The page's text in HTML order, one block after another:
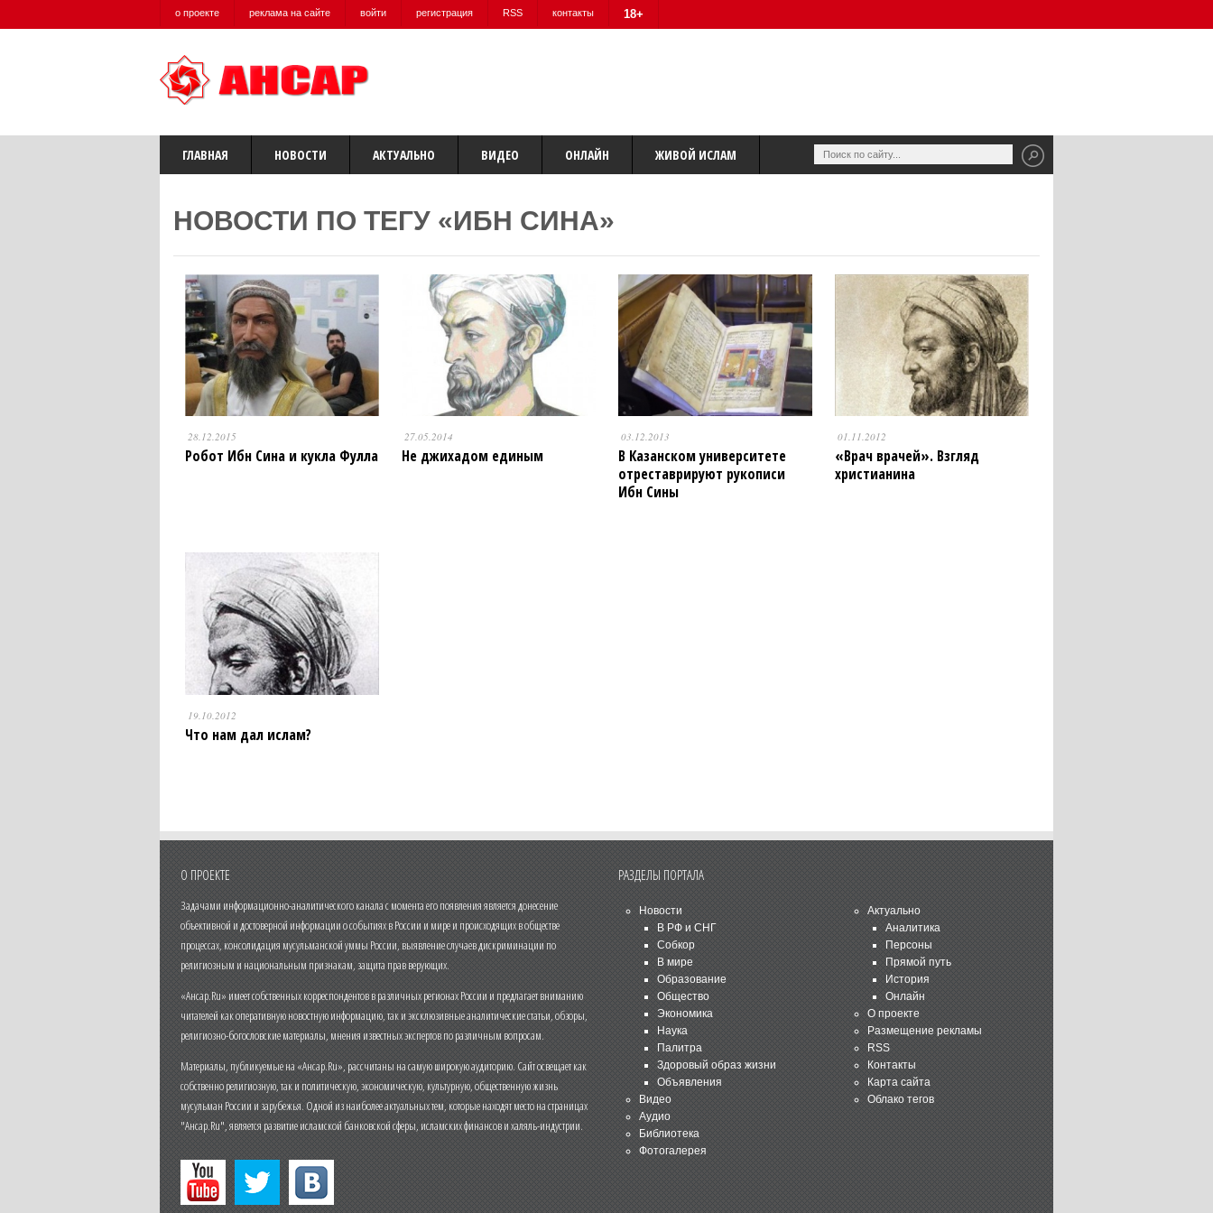
о проекте реклама на сайте войти регистрация RSS контакты 18+
ГЛАВНАЯ НОВОСТИ АКТУАЛЬНО ВИДЕО ОНЛАЙН ЖИВОЙ ИСЛАМ
НОВОСТИ ПО ТЕГУ «ИБН СИНА»
28.12.2015
Робот Ибн Сина и кукла Фулла
27.05.2014
Не джихадом единым
03.12.2013
В Казанском университете
отреставрируют рукописи
Ибн Сины
01.11.2012
«Врач врачей». Взгляд
христианина
19.10.2012
Что нам дал ислам?
О ПРОЕКТЕ
Задачами информационно-аналитического канала с момента его появления является донесение
объективной и достоверной информации о событиях в России и мире и происходящих в обществе
процессах, консолидация мусульманской уммы России, выявление случаев дискриминации по
религиозным и национальным признакам, защита прав верующих.
«Ансар.Ru» имеет собственных корреспондентов в различных регионах России и предлагает вниманию
читателей как оперативную новостную информацию, так и эксклюзивные аналитические статьи, обзоры,
религиозно-богословские материалы, мнения известных экспертов по различным вопросам.
Материалы, публикуемые на «Ансар.Ru», рассчитаны на самую широкую аудиторию. Сайт освещает как
собственно религиозную, так и политическую, экономическую, культурную, общественную жизнь
мусульман России и зарубежья. Одной из наиболее актуальных тем, которые находят место на страницах
"Ансар.Ru", является развитие исламской банковской сферы, исламских финансов и халяль-индустрии.
РАЗДЕЛЫ ПОРТАЛА
Новости
В РФ и СНГ
Собкор
В мире
Образование
Общество
Экономика
Наука
Палитра
Здоровый образ жизни
Объявления
Видео
Аудио
Библиотека
Фотогалерея
Актуально
Аналитика
Персоны
Прямой путь
История
Онлайн
О проекте
Размещение рекламы
RSS
Контакты
Карта сайта
Облако тегов